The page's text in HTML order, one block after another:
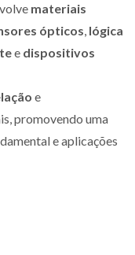
materiais
ópticos, lógica
e dispositivos
e
promovendo uma
e aplicações